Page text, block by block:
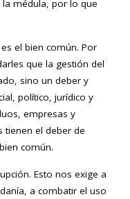
médula, por lo que
el bien común. Por
que la gestión del
sino un deber y
político, jurídico y
empresas y
tienen el deber de
común.
Esto nos exige a
a combatir el uso